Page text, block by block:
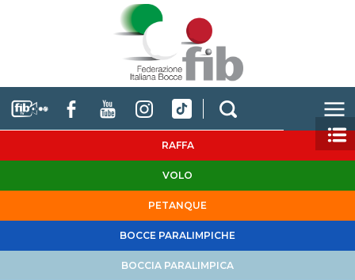
RAFFA
VOLO
PETANQUE
BOCCE PARALIMPICHE
BOCCIA PARALIMPICA